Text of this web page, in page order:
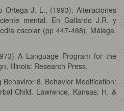
Ortega J. L., (1993): Alteraciones
mental. En Gallardo J.R. y
escolar (pp 447-468). Málaga.
A Language Program for the
Illinois: Research Press.
8. Behavior Modification:
Child. Lawrence, Kansas: H. &